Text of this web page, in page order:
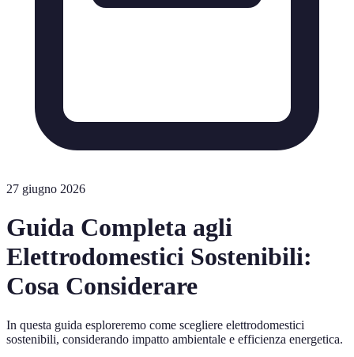
27 giugno 2026
Guida Completa agli
Elettrodomestici Sostenibili:
Cosa Considerare
In questa guida esploreremo come scegliere elettrodomestici
sostenibili, considerando impatto ambientale e efficienza energetica.